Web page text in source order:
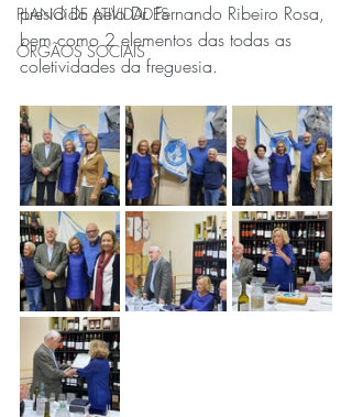
PLANO DE ATIVIDADES
ÓRGÃOS SOCIAIS
presidido pelo Dr. Fernando Ribeiro Rosa,
bem como 2 elementos das todas as
coletividades da freguesia.